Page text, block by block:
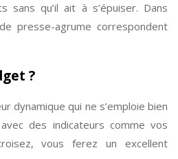
sans qu’il ait à s’épuiser. Dans
presse-agrume correspondent
?
dynamique qui ne s’emploie bien
des indicateurs comme vos
vous ferez un excellent